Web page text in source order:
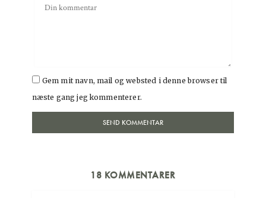
Gem mit navn, mail og websted i denne browser til
næste gang jeg kommenterer.
18 KOMMENTARER